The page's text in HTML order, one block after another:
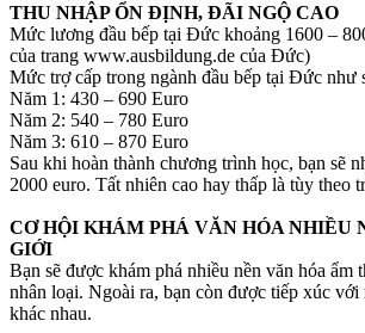
THU NHẬP ỔN ĐỊNH, ĐÃI NGỘ CAO
Mức lương đầu bếp tại Đức khoảng 1600 –
của trang www.ausbildung.de của Đức)
Mức trợ cấp trong ngành đầu bếp tại Đức như
Năm 1: 430 – 690 Euro
Năm 2: 540 – 780 Euro
Năm 3: 610 – 870 Euro
Sau khi hoàn thành chương trình học, bạn sẽ
2000 euro. Tất nhiên cao hay thấp là tùy theo
CƠ HỘI KHÁM PHÁ VĂN HÓA NHIỀU
GIỚI
Bạn sẽ được khám phá nhiều nền văn hóa ẩm
nhân loại. Ngoài ra, bạn còn được tiếp xúc với
khác nhau.